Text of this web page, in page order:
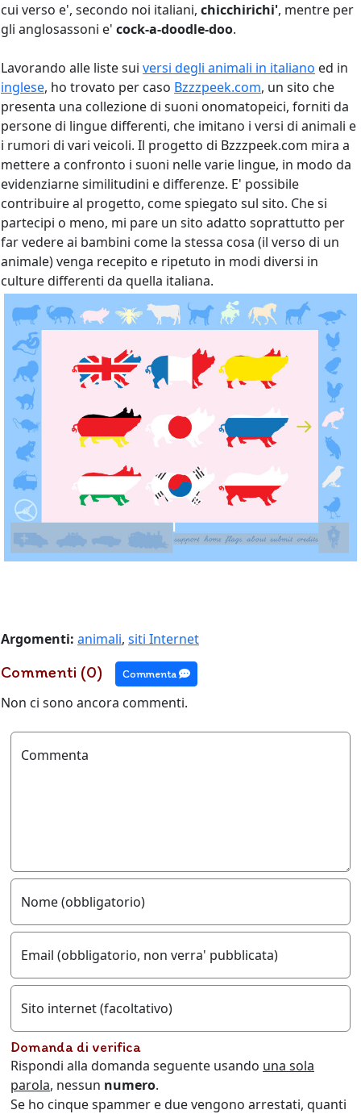
cui verso e', secondo noi italiani, chicchirichi', mentre per
gli anglosassoni e' cock-a-doodle-doo.
Lavorando alle liste sui versi degli animali in italiano ed in
inglese, ho trovato per caso Bzzzpeek.com, un sito che
presenta una collezione di suoni onomatopeici, forniti da
persone di lingue differenti, che imitano i versi di animali e
i rumori di vari veicoli. Il progetto di Bzzzpeek.com mira a
mettere a confronto i suoni nelle varie lingue, in modo da
evidenziarne similitudini e differenze. E' possibile
contribuire al progetto, come spiegato sul sito. Che si
partecipi o meno, mi pare un sito adatto soprattutto per
far vedere ai bambini come la stessa cosa (il verso di un
animale) venga recepito e ripetuto in modi diversi in
culture differenti da quella italiana.
Argomenti: animali, siti Internet
Commenti (0) Commenta
Non ci sono ancora commenti.
Commenta
Nome (obbligatorio)
Email (obbligatorio, non verra' pubblicata)
Sito internet (facoltativo)
Domanda di verifica
Rispondi alla domanda seguente usando una sola
parola, nessun numero.
Se ho cinque spammer e due vengono arrestati, quanti